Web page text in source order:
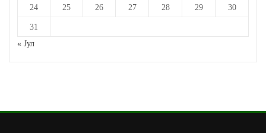
24 25 26 27 28 29 30
31
« Јул